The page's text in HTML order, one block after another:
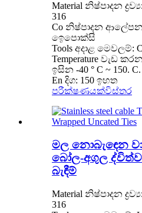
Material නිෂ්පාදන ද්‍රව්‍ය:
316
Co නිෂ්පාදන
ඉෙපොක්සි
Tools අදාළ මෙවලම්:
Temperature වැඩ
ඉසින -40 ° C ~ 150. C.
En දිග: 150 ඉහත
පරීක්ෂණයක්විස්තර
මල නොබැඳෙන
බෝල-අගුල
බැඳීම්
Material නිෂ්පාදන ද්‍රව්‍ය:
316